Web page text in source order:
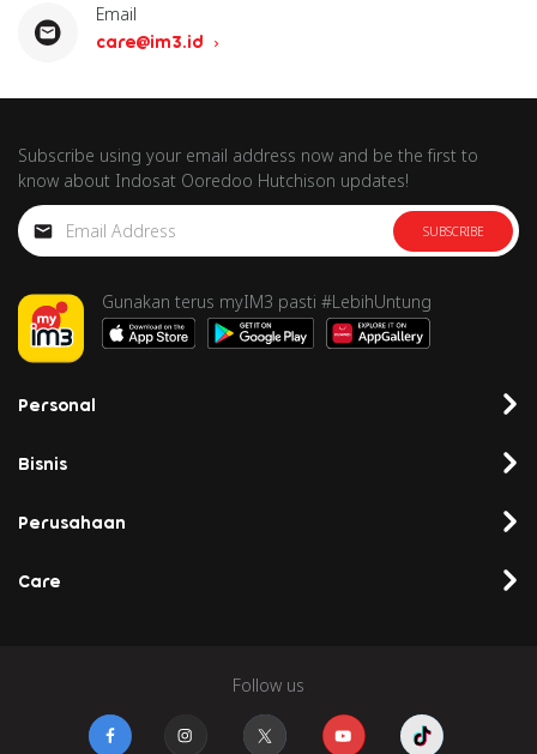
Email
care@im3.id
Subscribe using your email address now and be the first to
know about Indosat Ooredoo Hutchison updates!
SUBSCRIBE
Gunakan terus myIM3 pasti #LebihUntung
Personal
Bisnis
Perusahaan
Care
Follow us